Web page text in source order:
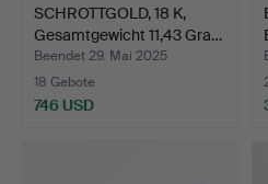
SCHROTTGOLD, 18 K,
Gesamtgewicht 11,43 Gra…
Beendet 29. Mai 2025
18 Gebote
746 USD